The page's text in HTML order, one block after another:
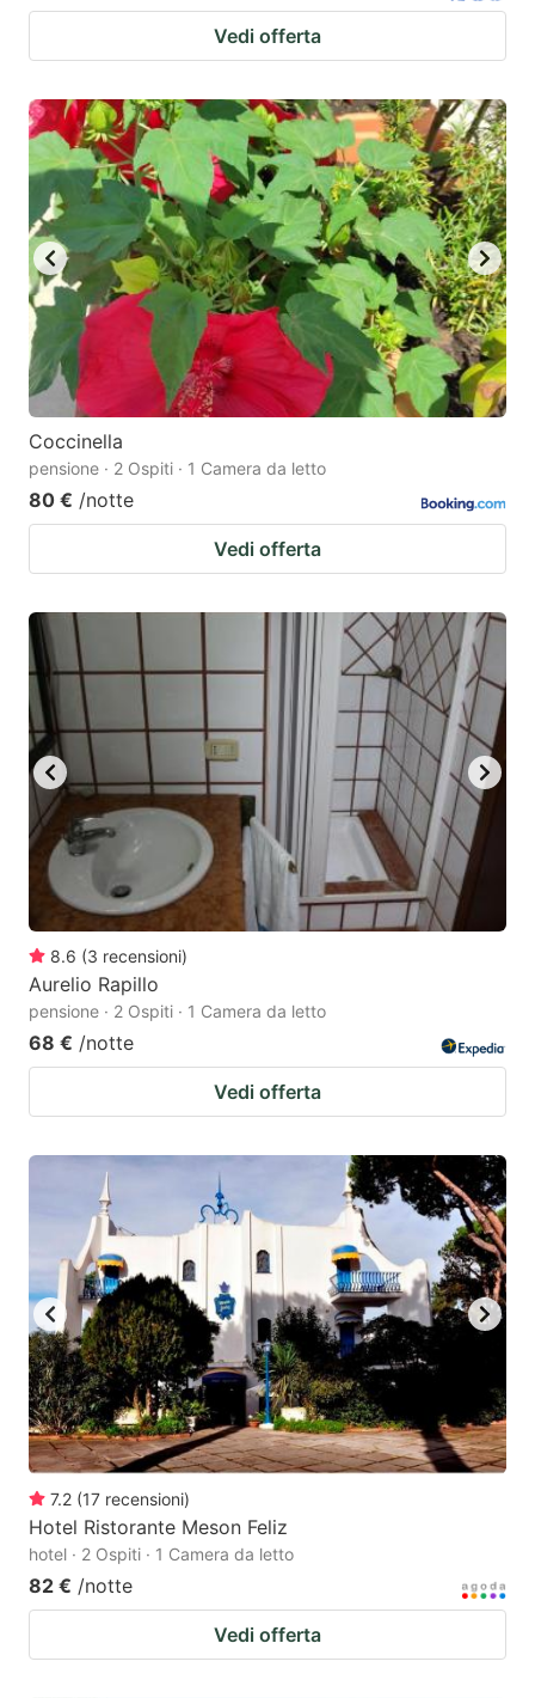
Vedi offerta
Coccinella
pensione · 2 Ospiti · 1 Camera da letto
80 € /notte
Vedi offerta
8.6 (3 recensioni)
Aurelio Rapillo
pensione · 2 Ospiti · 1 Camera da letto
68 € /notte
Vedi offerta
7.2 (17 recensioni)
Hotel Ristorante Meson Feliz
hotel · 2 Ospiti · 1 Camera da letto
82 € /notte
Vedi offerta